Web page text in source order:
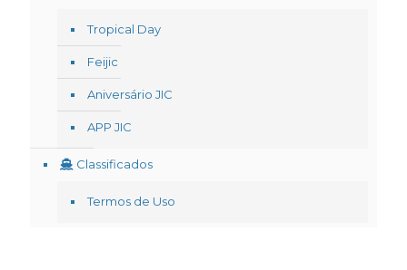
Tropical Day
Feijic
Aniversário JIC
APP JIC
Classificados
Termos de Uso